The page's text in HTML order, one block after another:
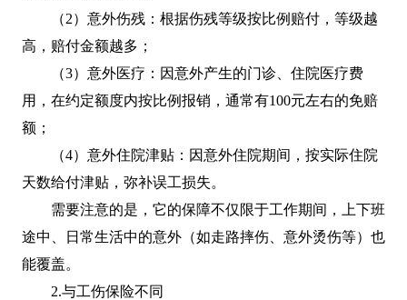
（2）意外伤残：根据伤残等级按比例赔付，等级越
高，赔付金额越多；
（3）意外医疗：因意外产生的门诊、住院医疗费
用，在约定额度内按比例报销，通常有100元左右的免赔
额；
（4）意外住院津贴：因意外住院期间，按实际住院
天数给付津贴，弥补误工损失。
需要注意的是，它的保障不仅限于工作期间，上下班
途中、日常生活中的意外（如走路摔伤、意外烫伤等）也
能覆盖。
2.与工伤保险不同